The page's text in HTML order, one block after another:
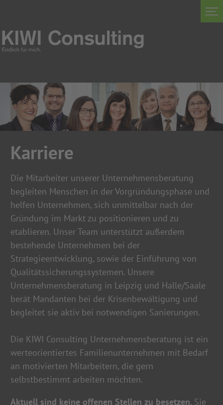
Karriere
Die Mitarbeiter unserer Unternehmensberatung
begleiten Menschen in der Vorgründungsphase und
helfen Unternehmen, sich unmittelbar nach der
Gründung im Markt zu positionieren und zu
etablieren. Unser Team unterstützt außerdem
bestehende Unternehmen bei der
Strategieentwicklung, sowie der Einführung von
Qualitätssicherungssystemen. Unsere
Unternehmensberatung in Leipzig und Halle/Saale
berät Mandanten bei der Krisenbewältigung und
begleitet sie aktiv bei notwendigen Sanierungen.
Die KIWI Consulting Unternehmensberatung ist ein
werteorientiertes Familienunternehmen mit Bedarf
an motivierten Mitarbeitern, die gern
selbstbestimmt arbeiten möchten.
Aktuell sind keine offenen Stellen zu besetzen. Sie